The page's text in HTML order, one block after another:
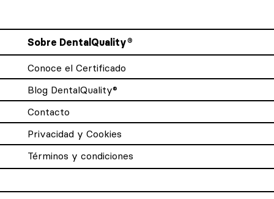
Sobre DentalQuality®
Conoce el Certificado
Blog DentalQuality®
Contacto
Privacidad y Cookies
Términos y condiciones